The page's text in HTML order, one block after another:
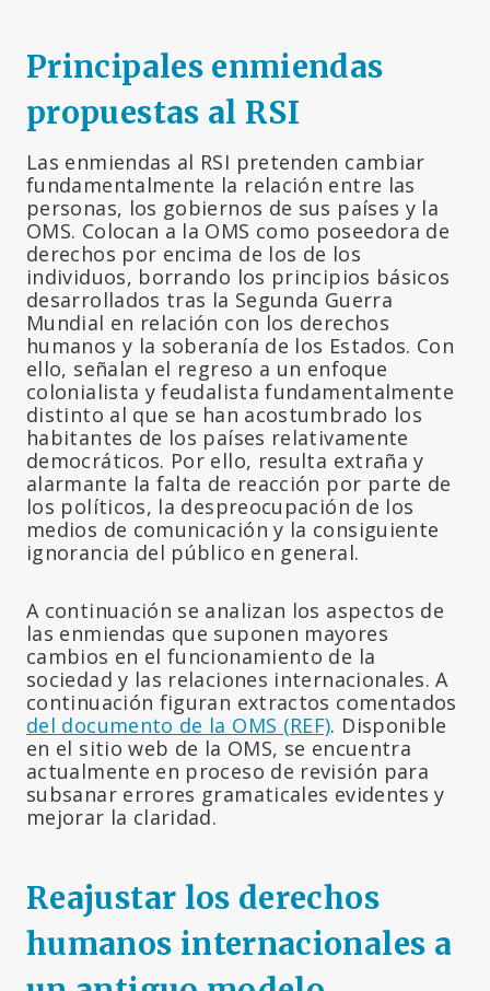
Principales enmiendas
propuestas al RSI
Las enmiendas al RSI pretenden cambiar
fundamentalmente la relación entre las
personas, los gobiernos de sus países y la
OMS. Colocan a la OMS como poseedora de
derechos por encima de los de los
individuos, borrando los principios básicos
desarrollados tras la Segunda Guerra
Mundial en relación con los derechos
humanos y la soberanía de los Estados. Con
ello, señalan el regreso a un enfoque
colonialista y feudalista fundamentalmente
distinto al que se han acostumbrado los
habitantes de los países relativamente
democráticos. Por ello, resulta extraña y
alarmante la falta de reacción por parte de
los políticos, la despreocupación de los
medios de comunicación y la consiguiente
ignorancia del público en general.
A continuación se analizan los aspectos de
las enmiendas que suponen mayores
cambios en el funcionamiento de la
sociedad y las relaciones internacionales. A
continuación figuran extractos comentados
del documento de la OMS (REF). Disponible
en el sitio web de la OMS, se encuentra
actualmente en proceso de revisión para
subsanar errores gramaticales evidentes y
mejorar la claridad.
Reajustar los derechos
humanos internacionales a